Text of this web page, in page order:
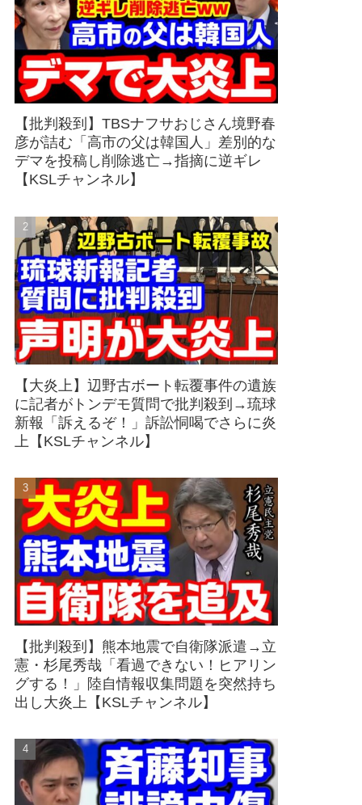
【批判殺到】TBSナフサおじさん境野春
彦が詰む「高市の父は韓国人」差別的な
デマを投稿し削除逃亡→指摘に逆ギレ
【KSLチャンネル】
【大炎上】辺野古ボート転覆事件の遺族
に記者がトンデモ質問で批判殺到→琉球
新報「訴えるぞ！」訴訟恫喝でさらに炎
上【KSLチャンネル】
【批判殺到】熊本地震で自衛隊派遣→立
憲・杉尾秀哉「看過できない！ヒアリン
グする！」陸自情報収集問題を突然持ち
出し大炎上【KSLチャンネル】